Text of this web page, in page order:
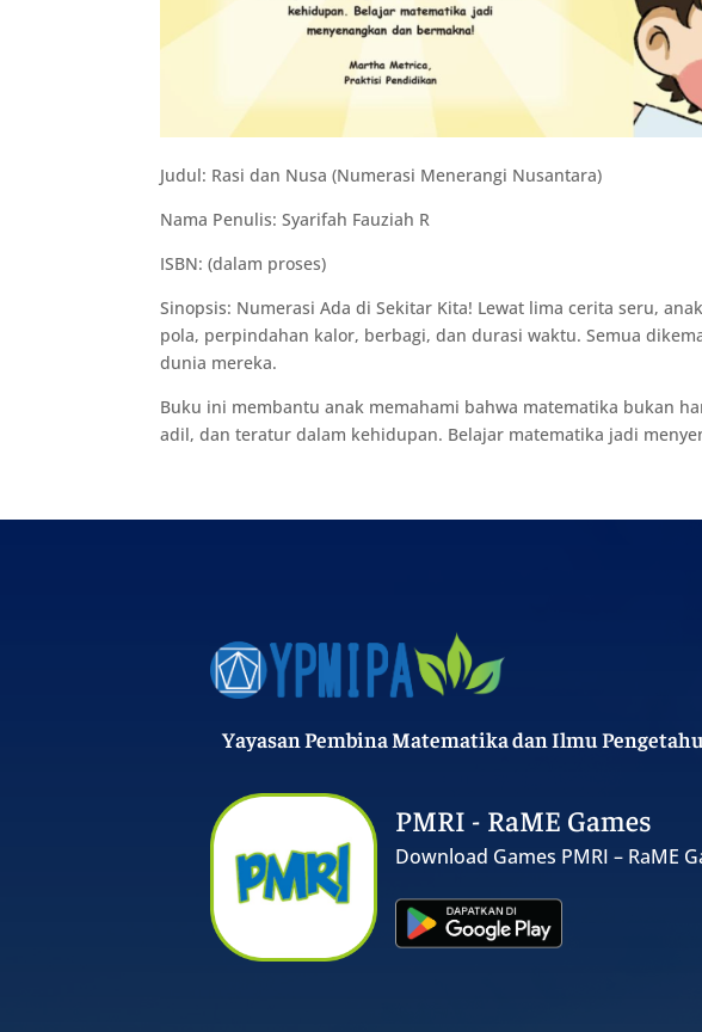
Judul: Rasi dan Nusa (Numerasi Menerangi Nusantara)
Nama Penulis: Syarifah Fauziah R
ISBN: (dalam proses)
Sinopsis: Numerasi Ada di Sekitar Kita! Lewat lima cerita seru,
pola, perpindahan kalor, berbagi, dan durasi waktu. Semua
dunia mereka.
Buku ini membantu anak memahami bahwa matematika bukan
adil, dan teratur dalam kehidupan. Belajar matematika jadi
Yayasan Pembina Matematika dan Ilmu
PMRI - RaME Games
Download Games PMRI – RaME